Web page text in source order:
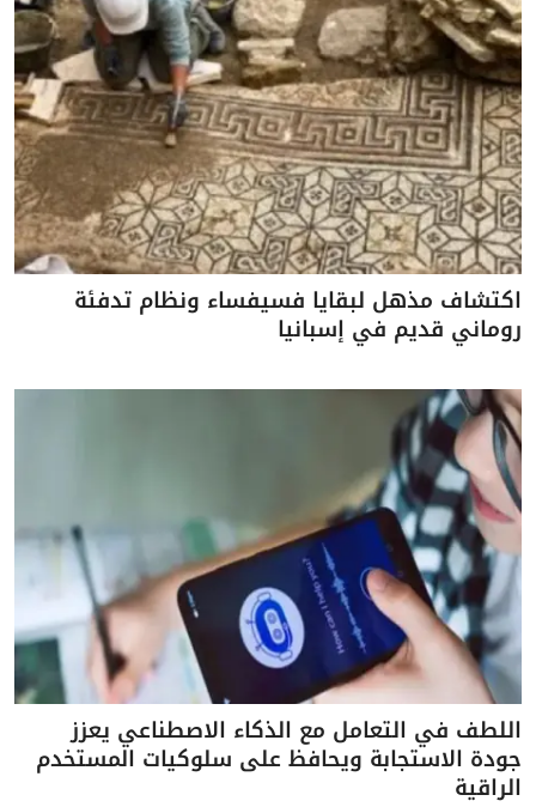
اكتشاف مذهل لبقايا فسيفساء ونظام تدفئة
روماني قديم في إسبانيا
اللطف في التعامل مع الذكاء الاصطناعي يعزز
جودة الاستجابة ويحافظ على سلوكيات المستخدم
الراقية